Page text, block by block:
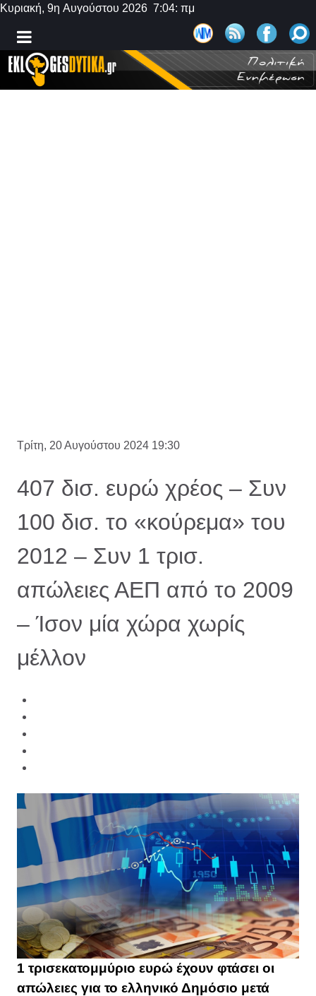
Κυριακή, 9η Αυγούστου 2026 7:04: πμ
Τρίτη, 20 Αυγούστου 2024 19:30
407 δισ. ευρώ χρέος – Συν
100 δισ. το «κούρεμα» του
2012 – Συν 1 τρισ.
απώλειες ΑΕΠ από το 2009
– Ίσον μία χώρα χωρίς
μέλλον
1 τρισεκατομμύριο ευρώ έχουν φτάσει οι
απώλειες για το ελληνικό Δημόσιο μετά